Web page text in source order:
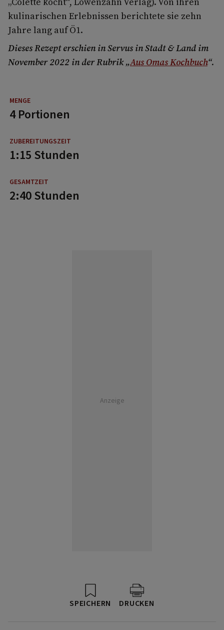
kulinarischen Erlebnissen berichtete sie zehn
Jahre lang auf Ö1.
Dieses Rezept erschien in Servus in Stadt & Land im
November 2022 in der Rubrik „Aus Omas Kochbuch“.
4 Portionen
1:15 Stunden
2:40 Stunden
Anzeige
SPEICHERN DRUCKEN